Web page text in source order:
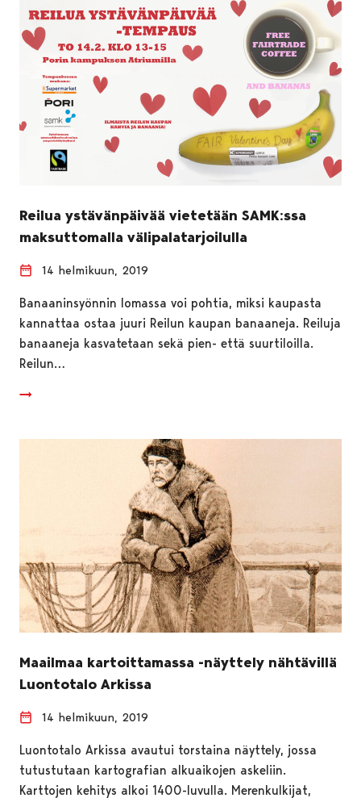
Reilua ystävänpäivää vietetään SAMK:ssa
maksuttomalla välipalatarjoilulla
14 helmikuun, 2019
Banaaninsyönnin lomassa voi pohtia, miksi kaupasta
kannattaa ostaa juuri Reilun kaupan banaaneja. Reiluja
banaaneja kasvatetaan sekä pien- että suurtiloilla.
Reilun…
Maailmaa kartoittamassa -näyttely nähtävillä
Luontotalo Arkissa
14 helmikuun, 2019
Luontotalo Arkissa avautui torstaina näyttely, jossa
tutustutaan kartografian alkuaikojen askeliin.
Karttojen kehitys alkoi 1400-luvulla. Merenkulkijat,